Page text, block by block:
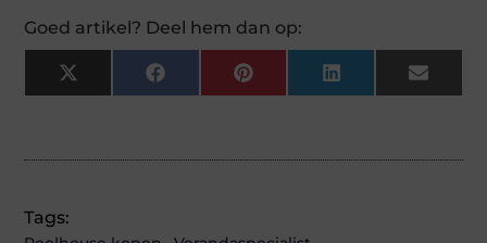
Goed artikel? Deel hem dan op:
X
(Twitter)
FacebookPinterestLinkedInEmail
Tags: